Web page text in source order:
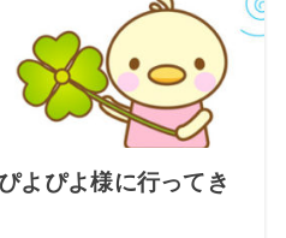
よぴよ様に行ってき